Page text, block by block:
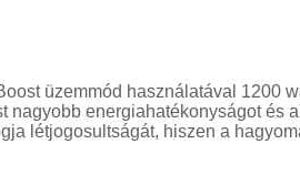
üzemmód használatával 1200
nagyobb energiahatékonyságot és
létjogosultságát, hiszen a